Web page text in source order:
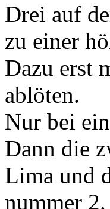
Drei auf
zu einer
Dazu erst
ablöten.
Nur bei
Dann die
Lima und
nummer 2.